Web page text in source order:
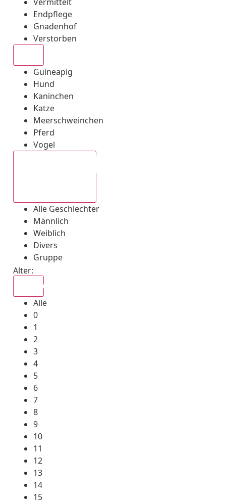
Endpflege
Gnadenhof
Verstorben
Guineapig
Hund
Kaninchen
Katze
Meerschweinchen
Pferd
Vogel
Alle Geschlechter
Männlich
Weiblich
Divers
Gruppe
Alter:
Alle
0
1
2
3
4
5
6
7
8
9
10
11
12
13
14
15